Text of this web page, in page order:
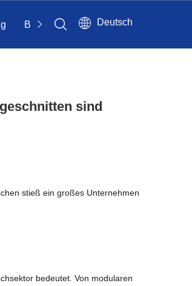
Bloggen KontaktDeutsch
sind
stieß ein großes Unternehmen
bedeutet. Von modularen